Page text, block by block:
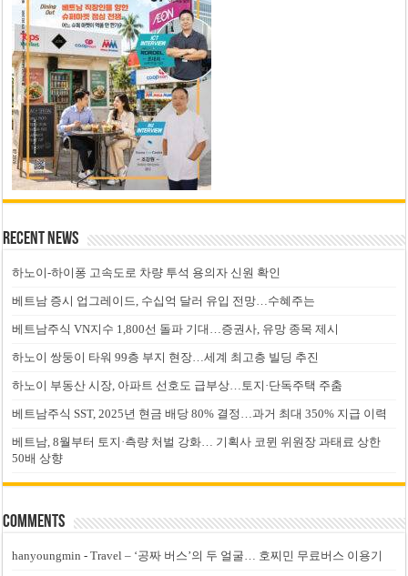
Recent News
하노이-하이퐁 고속도로 차량 투석 용의자 신원 확인
베트남 증시 업그레이드, 수십억 달러 유입 전망…수혜주는
베트남주식 VN지수 1,800선 돌파 기대…증권사, 유망 종목 제시
하노이 쌍둥이 타워 99층 부지 현장…세계 최고층 빌딩 추진
하노이 부동산 시장, 아파트 선호도 급부상…토지·단독주택 주춤
베트남주식 SST, 2025년 현금 배당 80% 결정…과거 최대 350% 지급 이력
베트남, 8월부터 토지·측량 처벌 강화… 기획사 코뮌 위원장 과태료 상한
50배 상향
Comments
hanyoungmin -Travel – ‘공짜 버스’의 두 얼굴… 호찌민 무료버스 이용기